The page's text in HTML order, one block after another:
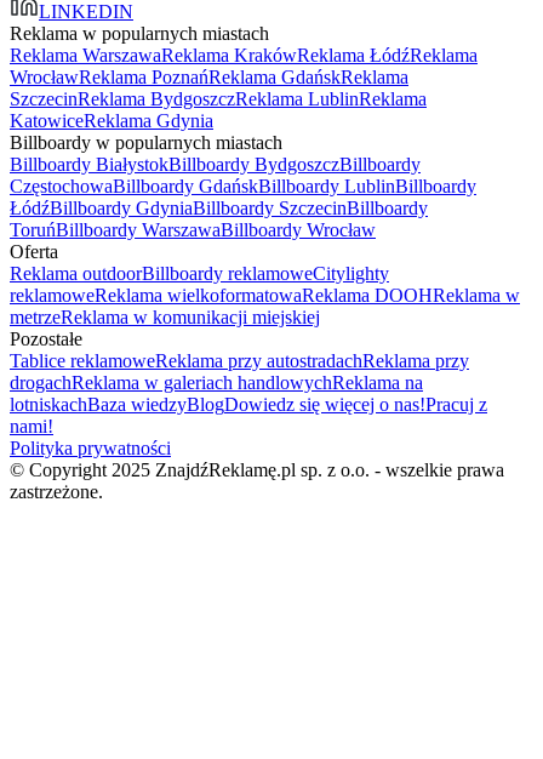
LINKEDIN
Reklama w popularnych miastach
Reklama WarszawaReklama KrakówReklama ŁódźReklama
WrocławReklama PoznańReklama GdańskReklama
SzczecinReklama BydgoszczReklama LublinReklama
KatowiceReklama Gdynia
Billboardy w popularnych miastach
Billboardy BiałystokBillboardy BydgoszczBillboardy
CzęstochowaBillboardy GdańskBillboardy LublinBillboardy
ŁódźBillboardy GdyniaBillboardy SzczecinBillboardy
ToruńBillboardy WarszawaBillboardy Wrocław
Oferta
Reklama outdoorBillboardy reklamoweCitylighty
reklamoweReklama wielkoformatowaReklama DOOHReklama w
metrzeReklama w komunikacji miejskiej
Pozostałe
Tablice reklamoweReklama przy autostradachReklama przy
drogachReklama w galeriach handlowychReklama na
lotniskachBaza wiedzyBlogDowiedz się więcej o nas!Pracuj z
nami!
Polityka prywatności
© Copyright 2025 ZnajdźReklamę.pl sp. z o.o. - wszelkie prawa
zastrzeżone.